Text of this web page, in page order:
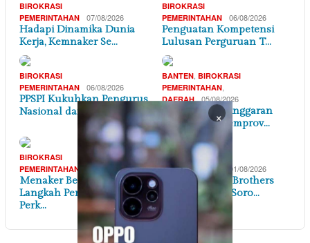
BIROKRASI
PEMERINTAHAN
07/08/2026
Hadapi Dinamika Dunia
Kerja, Kemnaker Se…
BIROKRASI
PEMERINTAHAN
06/08/2026
Penguatan Kompetensi
Lulusan Perguruan T…
BIROKRASI
PEMERINTAHAN
06/08/2026
PPSPI Kukuhkan Pengurus
Nasional dan 38 …
BANTEN, BIROKRASI
PEMERINTAHAN,
DAERAH 05/08/2026
AMBB Soroti Anggaran
Tenaga Ahli Pemprov…
BIROKRASI
PEMERINTAHAN
03/08/2026
Menaker Beberkan
Langkah Pemerintah
Perk…
BIROKRASI
PEMERINTAHAN
01/08/2026
Tinjau PT Pan Brothers
Tbk, Menaker Soro…
×